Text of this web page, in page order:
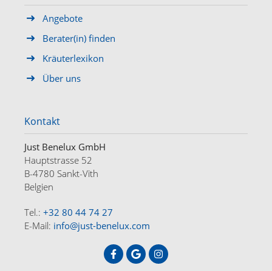
ANGEBOTE ÜBER UNS
Angebote
Berater(in) finden
Kräuterlexikon
Über uns
Kontakt
Just Benelux GmbH
Hauptstrasse 52
B-4780 Sankt-Vith
Belgien
Tel.: +32 80 44 74 27
E-Mail: info@just-benelux.com